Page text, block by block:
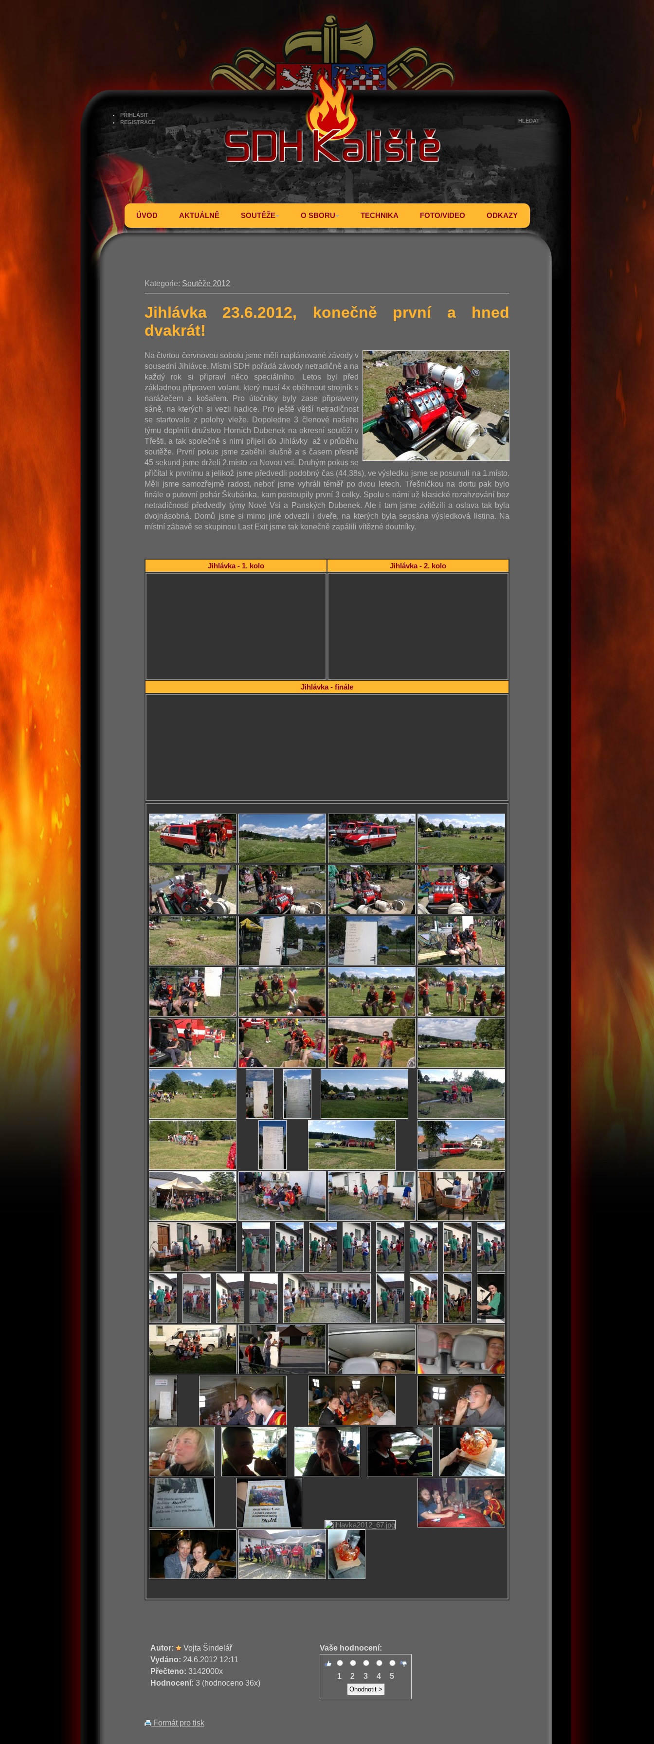
PŘIHLÁSIT
REGISTRACE
ÚVOD AKTUÁLNĚ SOUTĚŽE O SBORU TECHNIKA FOTO/VIDEO ODKAZY
Kategorie: Soutěže 2012
Jihlávka 23.6.2012, konečně první a hned
dvakrát!
Na čtvrtou červnovou sobotu jsme měli naplánované závody v
sousední Jihlávce. Místní SDH pořádá závody netradičně a na
každý rok si připraví něco speciálního. Letos byl před
základnou připraven volant, který musí 4x oběhnout strojník s
narážečem a košařem. Pro útočníky byly zase připraveny
sáně, na kterých si vezli hadice. Pro ještě větší netradičnost
se startovalo z polohy vleže. Dopoledne 3 členové našeho
týmu doplnili družstvo Horních Dubenek na okresní soutěži v
Třešti, a tak společně s nimi přijeli do Jihlávky až v průběhu
soutěže. První pokus jsme zaběhli slušně a s časem přesně
45 sekund jsme drželi 2.místo za Novou vsí. Druhým pokus se
přičítal k prvnímu a jelikož jsme předvedli podobný čas (44,38s), ve výsledku jsme se posunuli na 1.místo.
Měli jsme samozřejmě radost, neboť jsme vyhráli téměř po dvou letech. Třešničkou na dortu pak bylo
finále o putovní pohár Škubánka, kam postoupily první 3 celky. Spolu s námi už klasické rozahzování bez
netradičností předvedly týmy Nové Vsi a Panských Dubenek. Ale i tam jsme zvítězili a oslava tak byla
dvojnásobná. Domů jsme si mimo jiné odvezli i dveře, na kterých byla sepsána výsledková listina. Na
místní zábavě se skupinou Last Exit jsme tak konečně zapálili vítězné doutníky.
Jihlávka - 1. kolo Jihlávka - 2. kolo
Jihlávka - finále
Autor:
Vojta Šindelář
Vydáno: 24.6.2012 12:11
Přečteno: 3142000x
Hodnocení: 3 (hodnoceno 36x)
Vaše hodnocení:
1 2 3 4 5
Formát pro tisk